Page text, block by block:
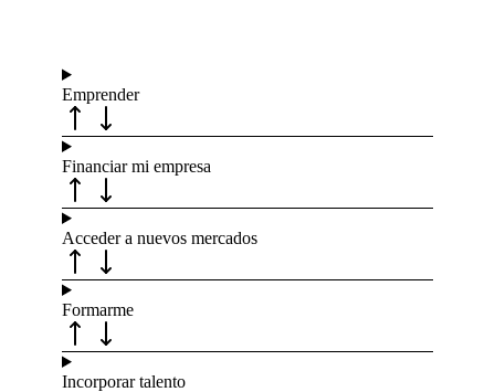
Emprender
Financiar mi empresa
Acceder a nuevos mercados
Formarme
Incorporar talento